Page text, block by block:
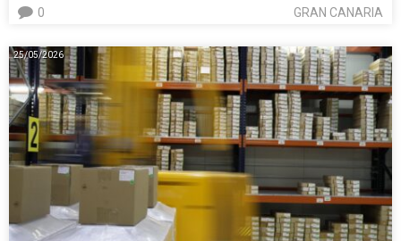
GRAN CANARIA
0
25/05/2026